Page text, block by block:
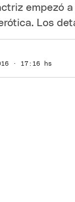
empezó
Los
· 17:16 hs